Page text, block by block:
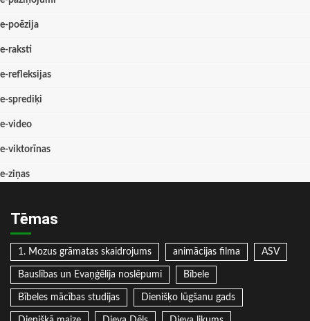
e-poēzija
e-raksti
e-refleksijas
e-sprediķi
e-video
e-viktorīnas
e-ziņas
Tēmas
1. Mozus grāmatas skaidrojums animācijas filma ASV
Bauslības un Evaņģēlija noslēpumi Bībele
Bībeles mācības studijas Dienišķo lūgšanu gads